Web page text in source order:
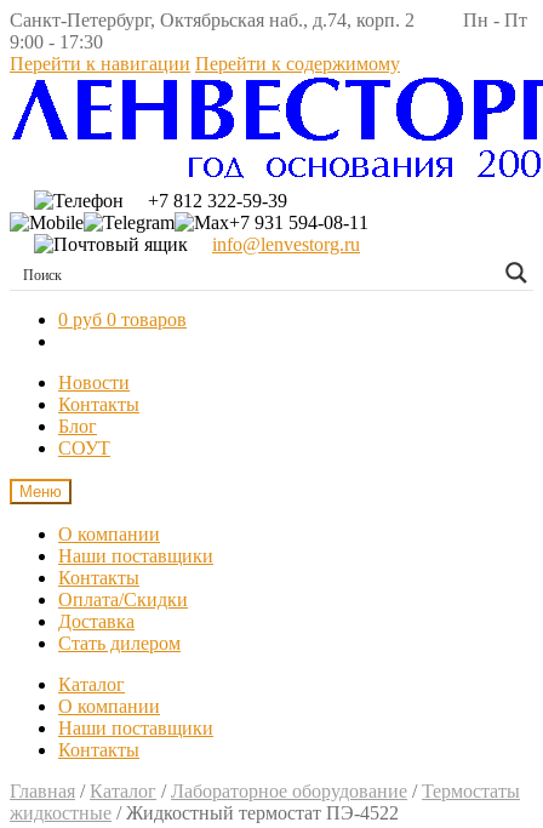
Санкт-Петербург, Октябрьская наб., д.74, корп. 2 Пн - Пт
9:00 - 17:30
Перейти к навигации Перейти к содержимому
+7 812 322-59-39
+7 931 594-08-11
info@lenvestorg.ru
0 руб 0 товаров
Новости
Контакты
Блог
СОУТ
Меню
О компании
Наши поставщики
Контакты
Оплата/Скидки
Доставка
Стать дилером
Каталог
О компании
Наши поставщики
Контакты
Главная / Каталог /Лабораторное оборудование /Термостаты
жидкостные /Жидкостный термостат ПЭ-4522